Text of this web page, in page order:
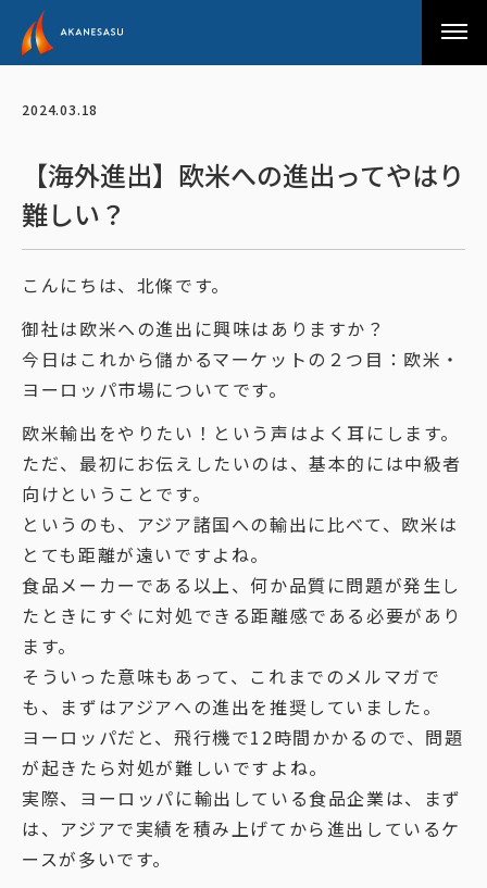
アカネサス
2024.03.18
【海外進出】欧米への進出ってやはり
難しい？
こんにちは、北條です。
御社は欧米への進出に興味はありますか？
今日はこれから儲かるマーケットの２つ目：欧米・
ヨーロッパ市場についてです。
欧米輸出をやりたい！という声はよく耳にします。
ただ、最初にお伝えしたいのは、基本的には中級者
向けということです。
というのも、アジア諸国への輸出に比べて、欧米は
とても距離が遠いですよね。
食品メーカーである以上、何か品質に問題が発生し
たときにすぐに対処できる距離感である必要があり
ます。
そういった意味もあって、これまでのメルマガで
も、まずはアジアへの進出を推奨していました。
ヨーロッパだと、飛行機で12時間かかるので、問題
が起きたら対処が難しいですよね。
実際、ヨーロッパに輸出している食品企業は、まず
は、アジアで実績を積み上げてから進出しているケ
ースが多いです。